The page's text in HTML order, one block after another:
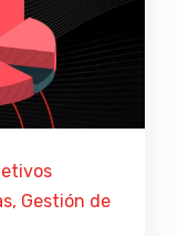
Gestión de